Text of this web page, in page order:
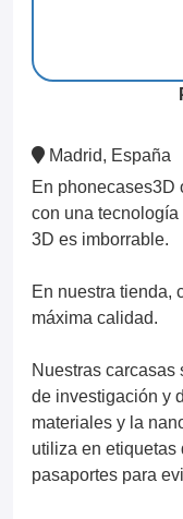
Madrid, España
En phonecases3D
con una
3D es imborrable.
En nuestra tienda,
máxima calidad.
Nuestras carcasas
de investigación y
materiales y la
utiliza en
pasaportes para